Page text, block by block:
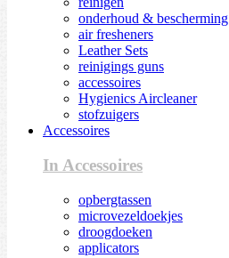
onderhoud & bescherming
air fresheners
Leather Sets
reinigings guns
accessoires
Hygienics Aircleaner
stofzuigers
Accessoires
In Accessoires
opbergtassen
microvezeldoekjes
droogdoeken
applicators